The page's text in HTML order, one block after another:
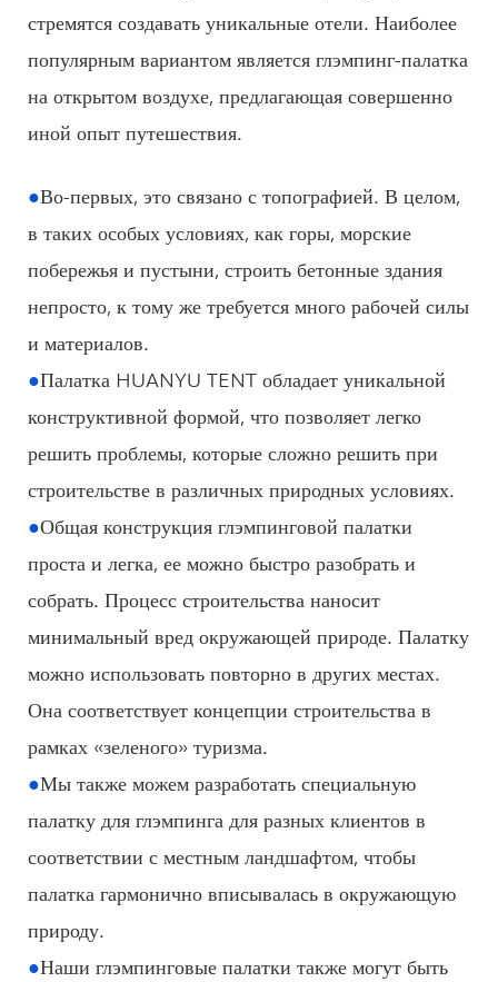
стремятся создавать уникальные отели. Наиболее
популярным вариантом является глэмпинг-палатка
на открытом воздухе, предлагающая совершенно
иной опыт путешествия.
●Во-первых, это связано с топографией. В целом,
в таких особых условиях, как горы, морские
побережья и пустыни, строить бетонные здания
непросто, к тому же требуется много рабочей силы
и материалов.
●Палатка HUANYU TENT обладает уникальной
конструктивной формой, что позволяет легко
решить проблемы, которые сложно решить при
строительстве в различных природных условиях.
●Общая конструкция глэмпинговой палатки
проста и легка, ее можно быстро разобрать и
собрать. Процесс строительства наносит
минимальный вред окружающей природе. Палатку
можно использовать повторно в других местах.
Она соответствует концепции строительства в
рамках «зеленого» туризма.
●Мы также можем разработать специальную
палатку для глэмпинга для разных клиентов в
соответствии с местным ландшафтом, чтобы
палатка гармонично вписывалась в окружающую
природу.
●Наши глэмпинговые палатки также могут быть